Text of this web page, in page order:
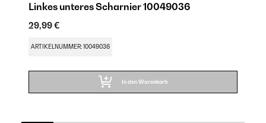
Linkes unteres Scharnier 10049036
29,99 €
ARTIKELNUMMER: 10049036
In den Warenkorb